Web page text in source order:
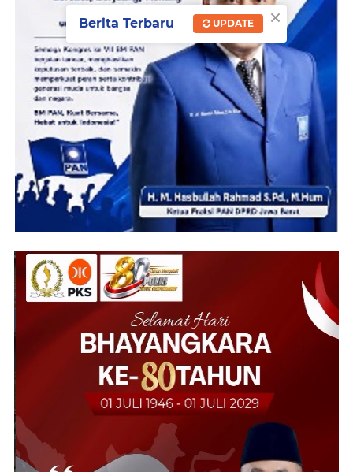
×
Berita Terbaru UPDATE